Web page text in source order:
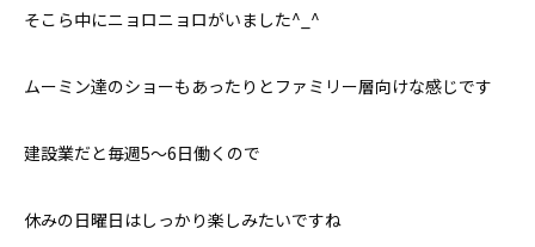
そこら中にニョロニョロがいました^_^
ムーミン達のショーもあったりとファミリー層向けな感じです
建設業だと毎週5〜6日働くので
休みの日曜日はしっかり楽しみたいですね